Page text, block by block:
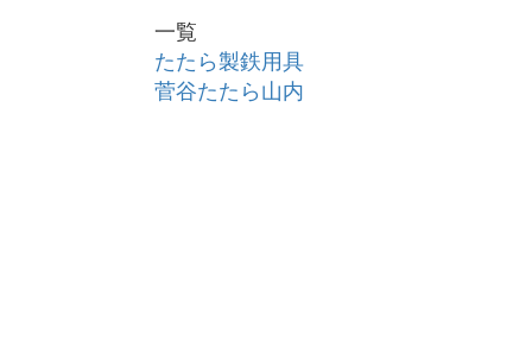
一覧
たたら製鉄用具
菅谷たたら山内